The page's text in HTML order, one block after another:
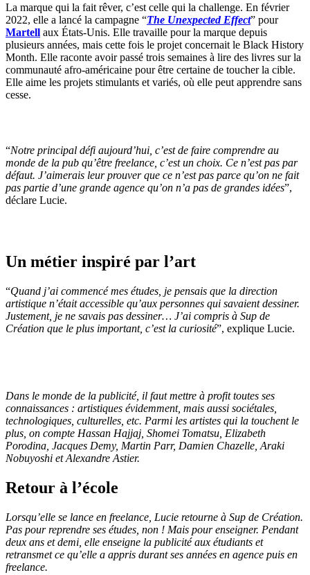
La marque qui la fait rêver, c’est celle qui la challenge. En février
2022, elle a lancé la campagne “The Unexpected Effect” pour
Martell aux États-Unis. Elle travaille pour la marque depuis
plusieurs années, mais cette fois le projet concernait le Black History
Month. Elle raconte avoir passé trois semaines à lire des livres sur la
communauté afro-américaine pour être certaine de toucher la cible.
Elle aime les projets stimulants et variés, où elle peut apprendre sans
cesse.
“Notre principal défi aujourd’hui, c’est de faire comprendre au
monde de la pub qu’être freelance, c’est un choix. Ce n’est pas par
défaut. J’aimerais leur prouver que ce n’est pas parce qu’on ne fait
pas partie d’une grande agence qu’on n’a pas de grandes idées”,
déclare Lucie.
Un métier inspiré par l’art
“Quand j’ai commencé mes études, je pensais que la direction
artistique n’était accessible qu’aux personnes qui savaient dessiner.
Justement, je ne savais pas dessiner… J’ai compris à Sup de
Création que le plus important, c’est la curiosité”, explique Lucie.
Dans le monde de la publicité, il faut mettre à profit toutes ses
connaissances : artistiques évidemment, mais aussi sociétales,
technologiques, culturelles, etc. Parmi les artistes qui la touchent le
plus, on compte Hassan Hajjaj, Shomei Tomatsu, Elizabeth
Porodina, Jacques Demy, Martin Parr, Damien Chazelle, Araki
Nobuyoshi et Alexandre Astier.
Retour à l’école
Lorsqu’elle se lance en freelance, Lucie retourne à Sup de Création.
Pas pour reprendre ses études, non ! Mais pour enseigner. Pendant
deux ans et demi, elle enseigne la publicité aux étudiants et
retransmet ce qu’elle a appris durant ses années en agence puis en
freelance.